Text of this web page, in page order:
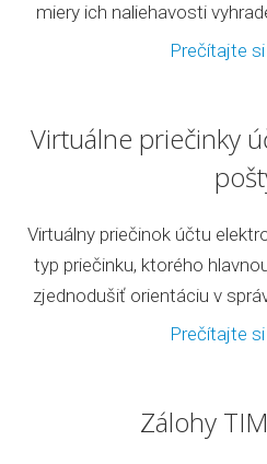
miery ich naliehavosti
Prečítajte
Virtuálne priečinky
Virtuálny priečinok účtu
typ priečinku, ktorého
zjednodušiť orientáciu v
Prečítajte
Zálohy